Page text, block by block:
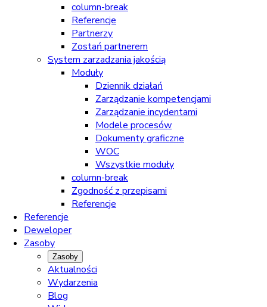
column-break
Referencje
Partnerzy
Zostań partnerem
System zarzadzania jakością
Moduły
Dziennik działań
Zarządzanie kompetencjami
Zarządzanie incydentami
Modele procesów
Dokumenty graficzne
WOC
Wszystkie moduły
column-break
Zgodność z przepisami
Referencje
Referencje
Deweloper
Zasoby
Zasoby
Aktualności
Wydarzenia
Blog